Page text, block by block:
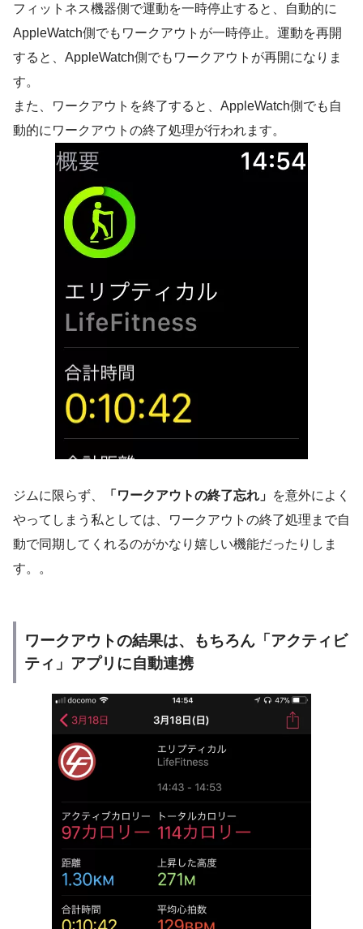
フィットネス機器側で運動を一時停止すると、自動的に
AppleWatch側でもワークアウトが一時停止。運動を再開
すると、AppleWatch側でもワークアウトが再開になりま
す。
また、ワークアウトを終了すると、AppleWatch側でも自
動的にワークアウトの終了処理が行われます。
ジムに限らず、 「ワークアウトの終了忘れ」 を意外によく
やってしまう私としては、ワークアウトの終了処理まで自
動で同期してくれるのがかなり嬉しい機能だったりしま
す。。
ワークアウトの結果は、もちろん「アクティビ
ティ」アプリに自動連携